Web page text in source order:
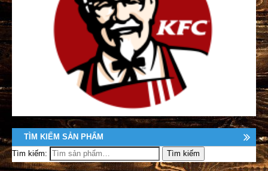
TÌM KIẾM SẢN PHẨM
Tìm kiếm: